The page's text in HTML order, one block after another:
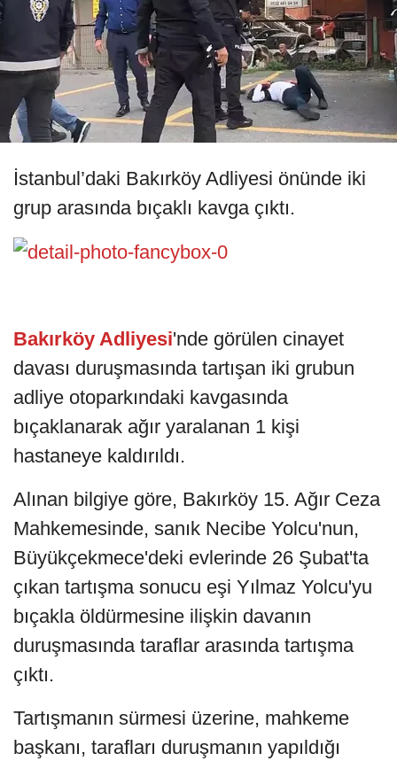
İstanbul’daki Bakırköy Adliyesi önünde iki
grup arasında bıçaklı kavga çıktı.
Bakırköy Adliyesi'nde görülen cinayet
davası duruşmasında tartışan iki grubun
adliye otoparkındaki kavgasında
bıçaklanarak ağır yaralanan 1 kişi
hastaneye kaldırıldı.
Alınan bilgiye göre, Bakırköy 15. Ağır Ceza
Mahkemesinde, sanık Necibe Yolcu'nun,
Büyükçekmece'deki evlerinde 26 Şubat'ta
çıkan tartışma sonucu eşi Yılmaz Yolcu'yu
bıçakla öldürmesine ilişkin davanın
duruşmasında taraflar arasında tartışma
çıktı.
Tartışmanın sürmesi üzerine, mahkeme
başkanı, tarafları duruşmanın yapıldığı